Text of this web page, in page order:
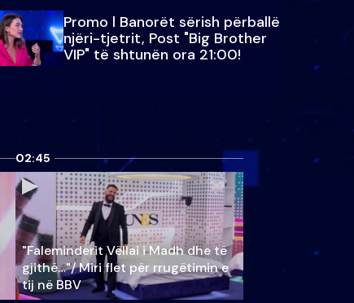
Promo l Banorët sërish përballë
njëri-tjetrit, Post "Big Brother
VIP" të shtunën ora 21:00!
02:45
"Faleminderit Vëllai i Madh dhe të
gjithë…"/ Miri flet për rrugëtimin e
tij në BBV